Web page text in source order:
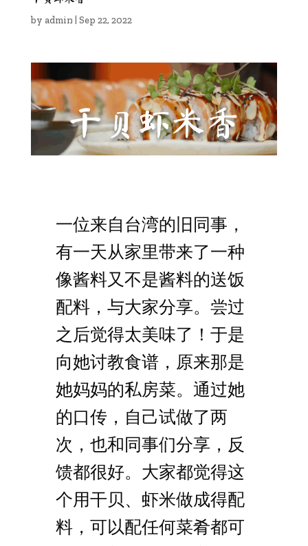
by admin Sep 22, 2022
干贝虾米香
一位来自台湾的旧同事，
有一天从家里带来了一种
像酱料又不是酱料的送饭
配料，与大家分享。尝过
之后觉得太美味了！于是
向她讨教食谱，原来那是
她妈妈的私房菜。通过她
的口传，自己试做了两
次，也和同事们分享，反
馈都很好。大家都觉得这
个用干贝、虾米做成得配
料，可以配任何菜肴都可